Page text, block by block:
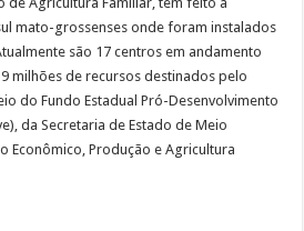
mato-grossenses onde foram instalados
são 17 centros em andamento
milhões de recursos destinados pelo
do Fundo Estadual Pró-Desenvolvimento
da Secretaria de Estado de Meio
Econômico, Produção e Agricultura